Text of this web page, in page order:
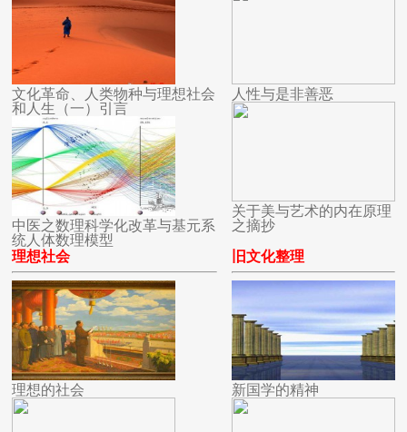
文化革命、人类物种与理想社会
和人生（一）引言
中医之数理科学化改革与基元系
统人体数理模型
人性与是非善恶
关于美与艺术的内在原理
之摘抄
理想社会
理想的社会
旧文化整理
新国学的精神